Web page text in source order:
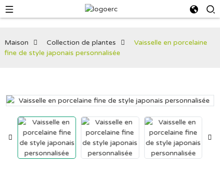
Maison Collection de plantes
Vaisselle en porcelaine
fine de style japonais personnalisée